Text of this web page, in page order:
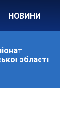
НОВИНИ
області